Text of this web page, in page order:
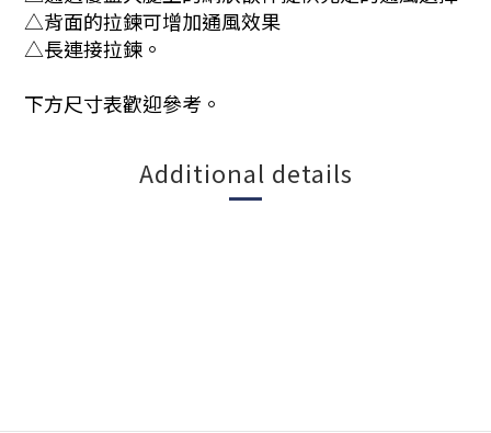
△背面的拉鍊可增加通風效果
△長連接拉鍊。
下方尺寸表歡迎參考。
Additional details